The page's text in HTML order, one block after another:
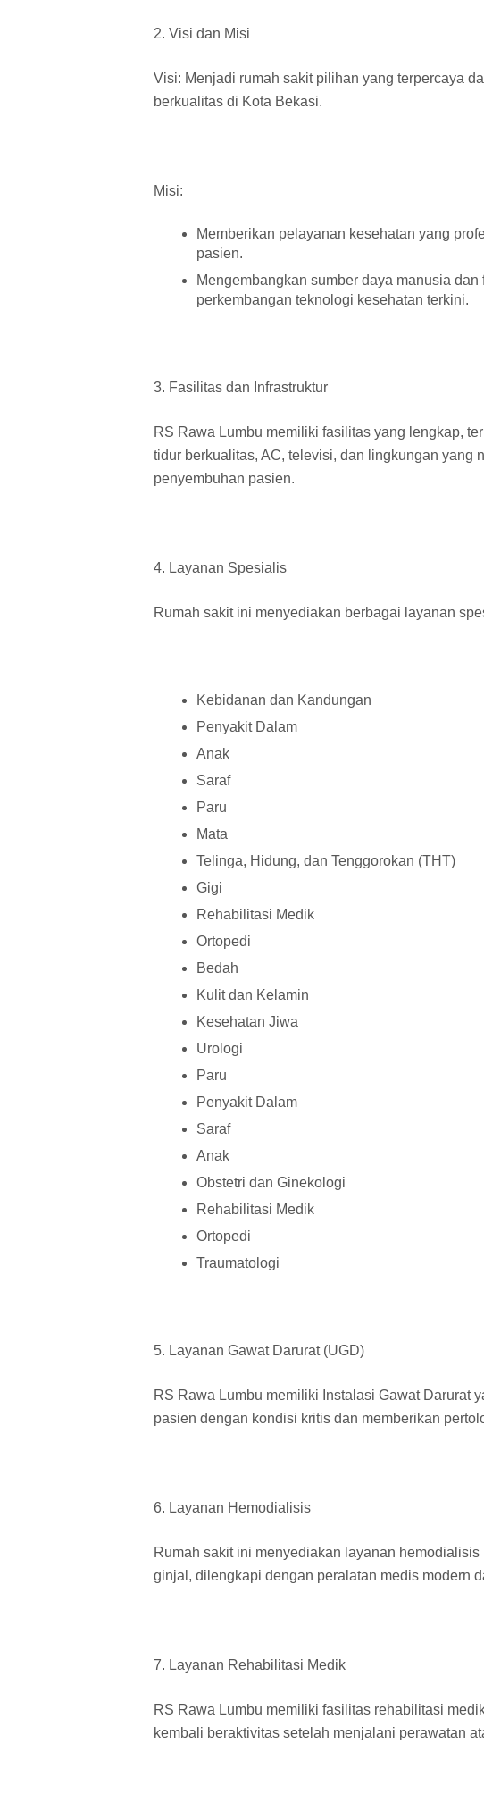
2. Visi dan Misi
Visi: Menjadi rumah sakit pilihan yang terpercaya
berkualitas di Kota Bekasi.
Misi:
Memberikan pelayanan kesehatan yang
pasien.
Mengembangkan sumber daya manusia
perkembangan teknologi kesehatan terkini.
3. Fasilitas dan Infrastruktur
RS Rawa Lumbu memiliki fasilitas yang lengkap,
tidur berkualitas, AC, televisi, dan lingkungan yang
penyembuhan pasien.
4. Layanan Spesialis
Rumah sakit ini menyediakan berbagai layanan
Kebidanan dan Kandungan
Penyakit Dalam
Anak
Saraf
Paru
Mata
Telinga, Hidung, dan Tenggorokan (THT)
Gigi
Rehabilitasi Medik
Ortopedi
Bedah
Kulit dan Kelamin
Kesehatan Jiwa
Urologi
Paru
Penyakit Dalam
Saraf
Anak
Obstetri dan Ginekologi
Rehabilitasi Medik
Ortopedi
Traumatologi
5. Layanan Gawat Darurat (UGD)
RS Rawa Lumbu memiliki Instalasi Gawat Darurat
pasien dengan kondisi kritis dan memberikan
6. Layanan Hemodialisis
Rumah sakit ini menyediakan layanan
ginjal, dilengkapi dengan peralatan medis modern
7. Layanan Rehabilitasi Medik
RS Rawa Lumbu memiliki fasilitas rehabilitasi
kembali beraktivitas setelah menjalani perawatan